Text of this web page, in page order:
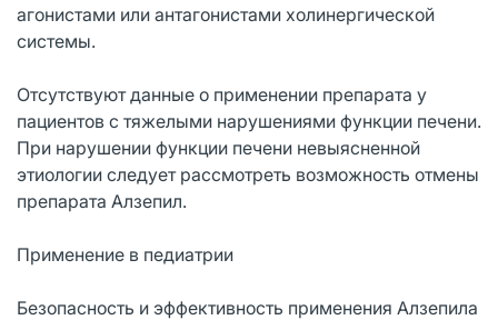
агонистами или антагонистами холинергической
системы.
Отсутствуют данные о применении препарата у
пациентов с тяжелыми нарушениями функции печени.
При нарушении функции печени невыясненной
этиологии следует рассмотреть возможность отмены
препарата Алзепил.
Применение в педиатрии
Безопасность и эффективность применения Алзепила